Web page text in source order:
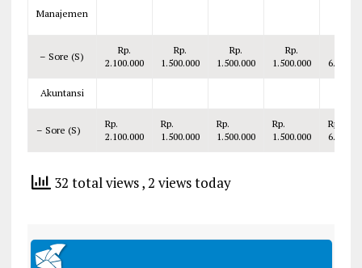
Manajemen
– Sore (S)
Rp.
2.100.000
Rp.
1.500.000
Rp.
1.500.000
Rp.
1.500.000
Akuntansi
– Sore (S)
Rp.
2.100.000
Rp.
1.500.000
Rp.
1.500.000
Rp.
1.500.000
Rp.
32 total views, 2 views today